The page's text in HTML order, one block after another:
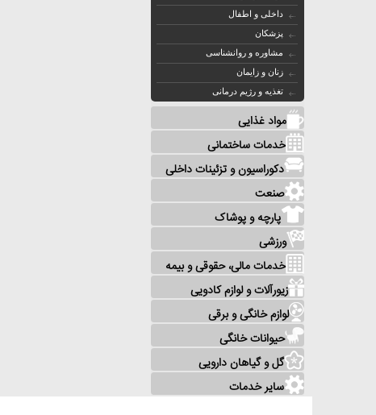
داخلی و اطفال
پزشکان
مشاوره و روانشناسی
زنان و زایمان
تغذیه و رژیم درمانی
مواد غذایی
خدمات ساختمانی
دکوراسیون و تزئینات داخلی
صنعت
پارچه و پوشاک
ورزشی
خدمات مالی، حقوقی و بیمه
زیورآلات و لوازم کادویی
لوازم خانگی و برقی
حیوانات خانگی
گل و گیاهان دارویی
سایر خدمات